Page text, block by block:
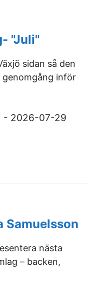
"Juli"
sidan så den
inför
- 2026-07-29
Samuelsson
nästa
– backen,